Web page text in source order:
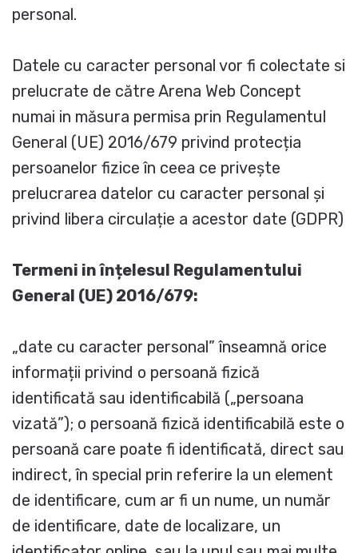
personal.
Datele cu caracter personal vor fi colectate si
prelucrate de către Arena Web Concept
numai in măsura permisa prin Regulamentul
General (UE) 2016/679 privind protecția
persoanelor fizice în ceea ce privește
prelucrarea datelor cu caracter personal și
privind libera circulație a acestor date (GDPR)
Termeni in înțelesul Regulamentului
General (UE) 2016/679:
„date cu caracter personal” înseamnă orice
informații privind o persoană fizică
identificată sau identificabilă („persoana
vizată”); o persoană fizică identificabilă este o
persoană care poate fi identificată, direct sau
indirect, în special prin referire la un element
de identificare, cum ar fi un nume, un număr
de identificare, date de localizare, un